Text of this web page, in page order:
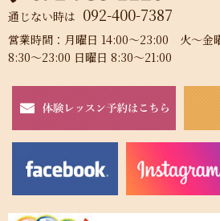
通じない時は 092-400-7387
営業時間：月曜日 14:00～23:00 火～金
8:30～23:00 日曜日 8:30～21:00